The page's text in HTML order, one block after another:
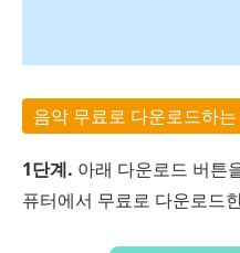
음악 무료로 다운로드하
1단계. 아래 다운로드 버튼
퓨터에서 무료로 다운로드